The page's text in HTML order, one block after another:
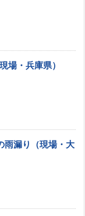
場・兵庫県）
雨漏り（現場・大